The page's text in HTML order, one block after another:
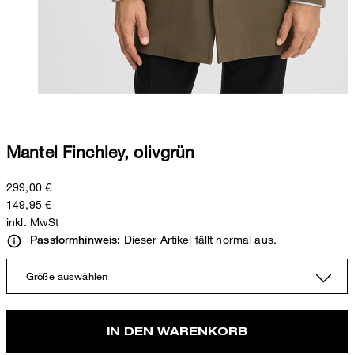
Mantel Finchley, olivgrün
299,00 €
149,95 €
inkl. MwSt
Passformhinweis: Dieser Artikel fällt normal aus.
Größe auswählen
IN DEN WARENKORB